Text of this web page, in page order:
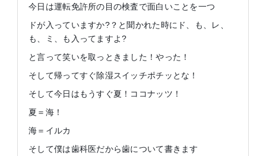
今日は運転免許所の目の検査で面白いことを一つ
ドが入っていますか?？と聞かれた時にド、も、レ、
も、ミ、も入ってますよ?
と言って笑いを取っときました！やった！
そして帰ってすぐ除湿スイッチポチッとな！
そして今日はもうすぐ夏！ココナッツ！
夏＝海！
海＝イルカ
そして僕は歯科医だから歯について書きます